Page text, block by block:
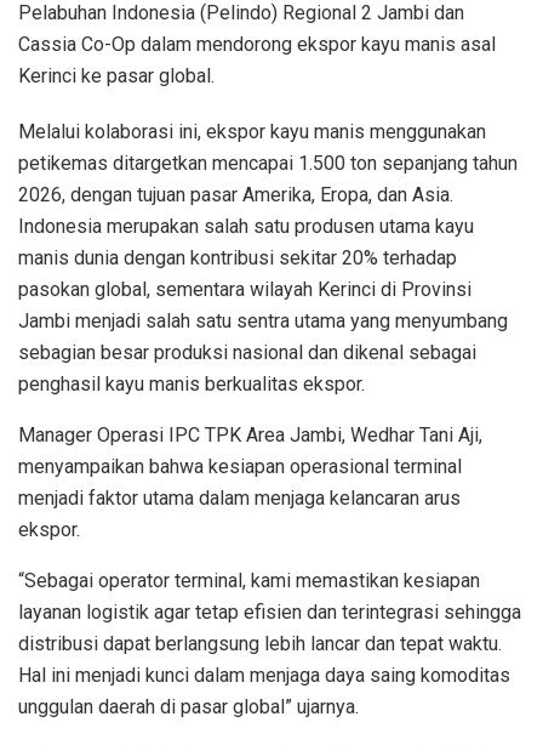
Pelabuhan Indonesia (Pelindo) Regional 2 Jambi dan
Cassia Co-Op dalam mendorong ekspor kayu manis asal
Kerinci ke pasar global.
Melalui kolaborasi ini, ekspor kayu manis menggunakan
petikemas ditargetkan mencapai 1.500 ton sepanjang tahun
2026, dengan tujuan pasar Amerika, Eropa, dan Asia.
Indonesia merupakan salah satu produsen utama kayu
manis dunia dengan kontribusi sekitar 20% terhadap
pasokan global, sementara wilayah Kerinci di Provinsi
Jambi menjadi salah satu sentra utama yang menyumbang
sebagian besar produksi nasional dan dikenal sebagai
penghasil kayu manis berkualitas ekspor.
Manager Operasi IPC TPK Area Jambi, Wedhar Tani Aji,
menyampaikan bahwa kesiapan operasional terminal
menjadi faktor utama dalam menjaga kelancaran arus
ekspor.
“Sebagai operator terminal, kami memastikan kesiapan
layanan logistik agar tetap efisien dan terintegrasi sehingga
distribusi dapat berlangsung lebih lancar dan tepat waktu.
Hal ini menjadi kunci dalam menjaga daya saing komoditas
unggulan daerah di pasar global” ujarnya.